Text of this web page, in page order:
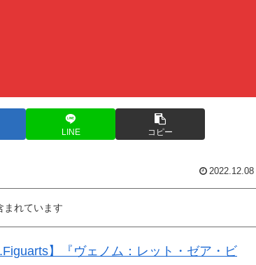
LINE コピー
2022.12.08
まれています
】『ヴェノム：レット・ゼア・ビ